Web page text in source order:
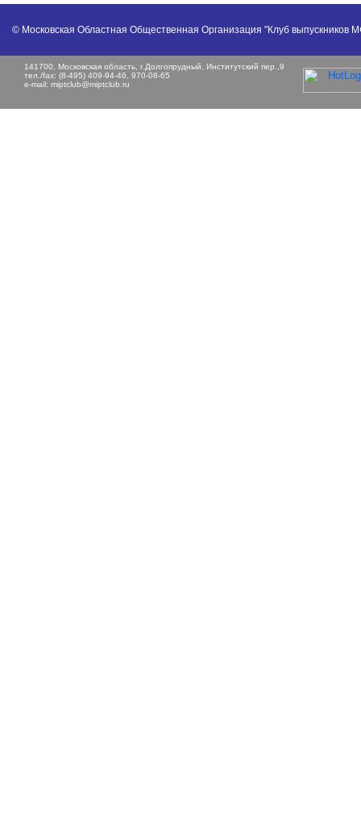
© Московская Областная Общественная Организация "Клуб выпускников
141700, Московская область, г.Долгопрудный, Институтский пер.,9
тел./fax: (8-495) 409-94-46, 970-08-65
e-mail: miptclub@miptclub.ru